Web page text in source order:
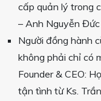
cấp quản lý trong
– Anh Nguyễn
Người đồng hành
không phải chỉ có
Founder & CEO:
tận tình từ Ks.